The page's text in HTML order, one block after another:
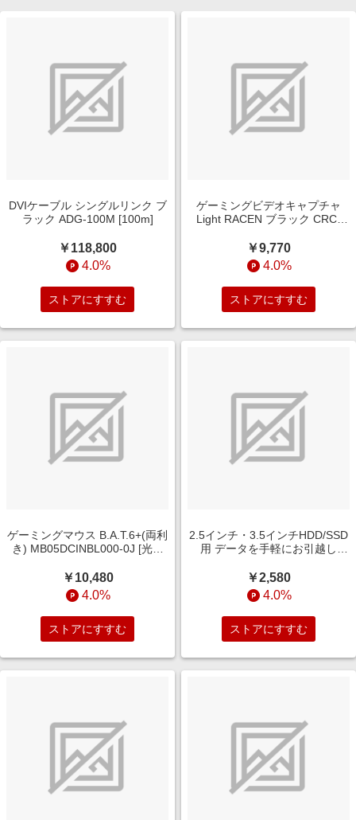
DVIケーブル シングルリンク ブ
ラック ADG-100M [100m]
￥118,800
4.0%
ストアにすすむ
ゲーミングビデオキャプチャ
Light RACEN ブラック CRC-
￥9,770
4.0%
ストアにすすむ
ゲーミングマウス B.A.T.6+(両利
き) MB05DCINBL000-0J [光学
￥10,480
4.0%
ストアにすすむ
2.5インチ・3.5インチHDD/SSD
用 データを手軽にお引越し
Gen1(USB3.0)/2.0 変換アダプ
ター OWL-SA23U32G1-A
￥2,580
4.0%
ストアにすすむ